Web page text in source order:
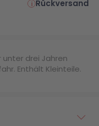
Rückversand
unter drei Jahren
Enthält Kleinteile.